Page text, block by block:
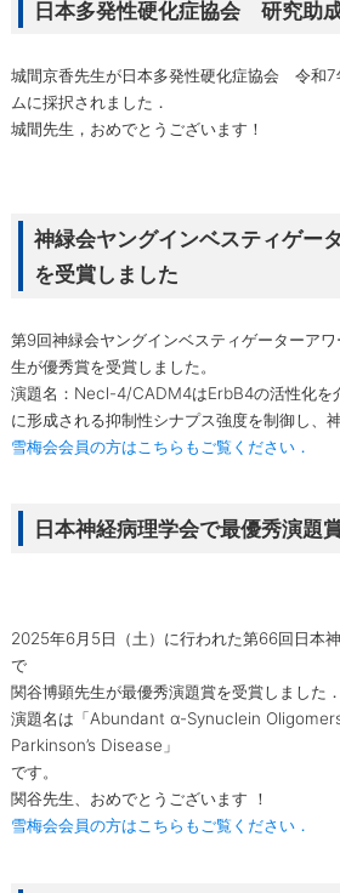
日本多発性硬化症協会 研究助
城間京香先生が日本多発性硬化症協会 令和7
ムに採択されました．
城間先生，おめでとうございます！
神緑会ヤングインベスティゲー
を受賞しました
第9回神緑会ヤングインベスティゲーターア
生が優秀賞を受賞しました。
演題名：Necl-4/CADM4はErbB4の活性化を
に形成される抑制性シナプス強度を制御し、
雪梅会会員の方はこちらもご覧ください．
日本神経病理学会で最優秀演題
2025年6月5日（土）に行われた第66回日本
で
関谷博顕先生が最優秀演題賞を受賞しました．
演題名は「Abundant α-Synuclein
Parkinson’s Disease」
です。
関谷先生、おめでとうございます ！
雪梅会会員の方はこちらもご覧ください．